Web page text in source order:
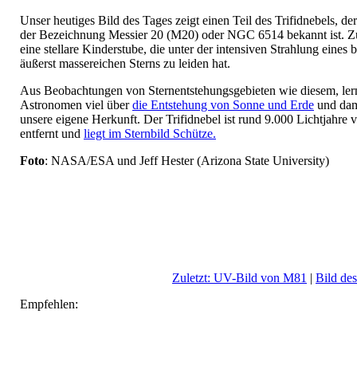
Unser heutiges Bild des Tages zeigt einen Teil des Trifidnebels,
der Bezeichnung Messier 20 (M20) oder NGC 6514 bekannt ist.
eine stellare Kinderstube, die unter der intensiven Strahlung eines
äußerst massereichen Sterns zu leiden hat.
Aus Beobachtungen von Sternentstehungsgebieten wie diesem,
Astronomen viel überdie Entstehung von Sonne und Erde und
unsere eigene Herkunft. Der Trifidnebel ist rund 9.000 Lichtjahre
entfernt und liegt im Sternbild Schütze.
Foto: NASA/ESA und Jeff Hester (Arizona State University)
Zuletzt: UV-Bild von M81 | Bild
Empfehlen: